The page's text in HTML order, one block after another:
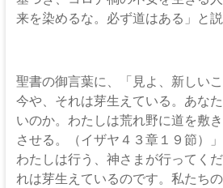
来を染めるな。必ず道はある」と説
聖書の御言葉に、「見よ、新しい
今や、それは芽生えている。あな
いのか。わたしは荒れ野に道を敷
させる。（イザヤ４３章１９節）
わたしは行う、神さまが行ってく
れは芽生えているのです。私たち